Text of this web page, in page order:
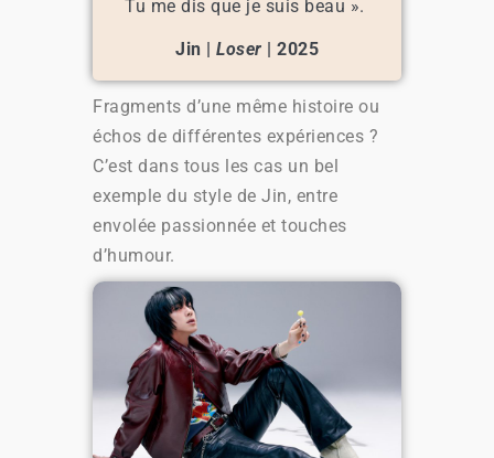
Tu me dis que je suis beau ».
Jin | Loser | 2025
Fragments d’une même histoire ou
échos de différentes expériences ?
C’est dans tous les cas un bel
exemple du style de Jin, entre
envolée passionnée et touches
d’humour.